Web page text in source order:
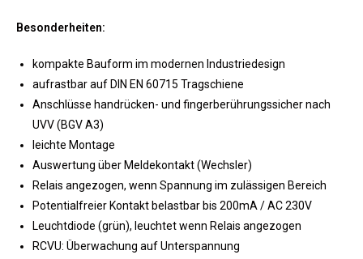
Besonderheiten:
kompakte Bauform im modernen Industriedesign
aufrastbar auf DIN EN 60715 Tragschiene
Anschlüsse handrücken- und fingerberührungssicher nach
UVV (BGV A3)
leichte Montage
Auswertung über Meldekontakt (Wechsler)
Relais angezogen, wenn Spannung im zulässigen Bereich
Potentialfreier Kontakt belastbar bis 200mA / AC 230V
Leuchtdiode (grün), leuchtet wenn Relais angezogen
RCVU: Überwachung auf Unterspannung